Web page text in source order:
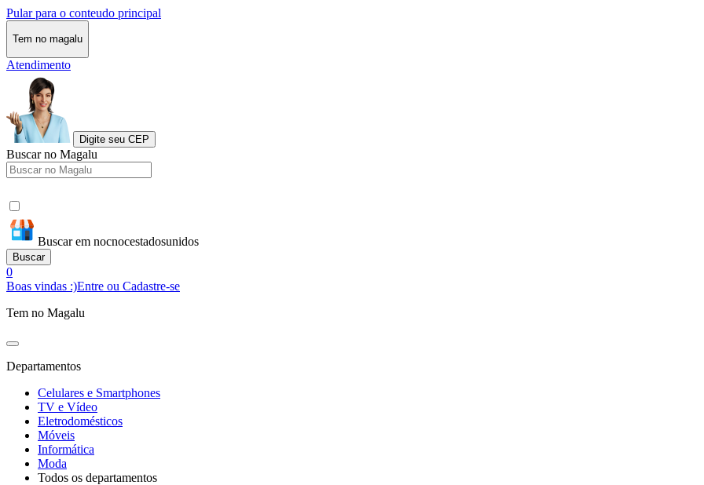
Pular para o conteudo principal
Tem no magalu
Atendimento
Digite seu CEP
Buscar no Magalu
Buscar em nocnocestadosunidos
Buscar
0
Boas vindas :)Entre ou Cadastre-se
Tem no Magalu
Departamentos
Celulares e Smartphones
TV e Vídeo
Eletrodomésticos
Móveis
Informática
Moda
Todos os departamentos